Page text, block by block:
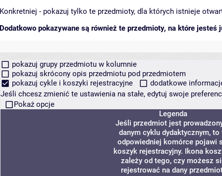
Konkretniej - pokazuj tylko te przedmioty, dla których istnieje
Dodatkowo pokazywane są również te przedmioty, na które jesteś
pokazuj grupy przedmiotu w kolumnie
pokazuj skrócony opis przedmiotu pod przedmiotem
pokazuj cykle i koszyki rejestracyjne
dodatkowe
Jeśli chcesz zmienić te ustawienia na stałe, edytuj swoje
Pokaż opcje
Legenda
Jeśli przedmiot jest
danym cyklu dydaktycznym, to
odpowiedniej komórce pojawi
koszyk rejestracyjny. Ikona
zależy od tego, czy możesz
rejestrować na dany